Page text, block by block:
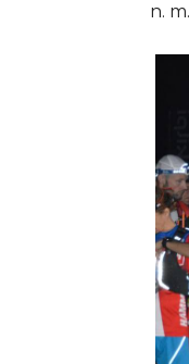
n.